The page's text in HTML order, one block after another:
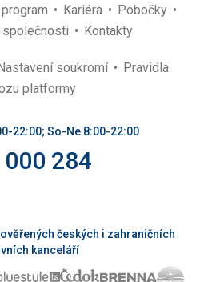
Kariéra
Pobočky
společnosti Kontakty
soukromí
Pravidla
platformy
22:00; So-Ne 8:00-22:00
284
českých i zahraničních
kanceláří